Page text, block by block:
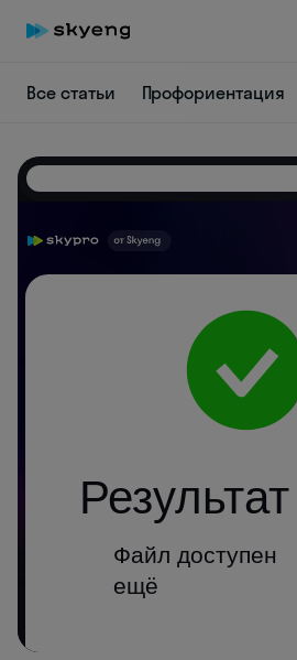
Все статьи Профориентация